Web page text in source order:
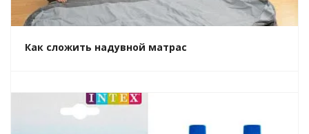
Как сложить надувной матрас